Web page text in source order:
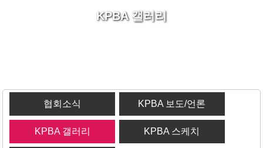
KPBA 갤러리
협회소식 KPBA 보도/언론
KPBA 갤러리 KPBA 스케치